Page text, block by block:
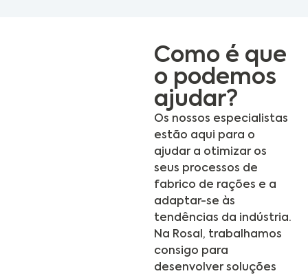
Como é que
o podemos
ajudar?
Os nossos especialistas
estão aqui para o
ajudar a otimizar os
seus processos de
fabrico de rações e a
adaptar-se às
tendências da indústria.
Na Rosal, trabalhamos
consigo para
desenvolver soluções